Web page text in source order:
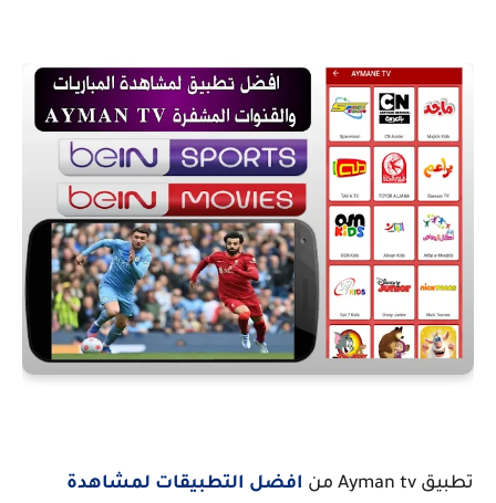
تطبيق Ayman tv من
افضل التطبيقات لمشاهدة